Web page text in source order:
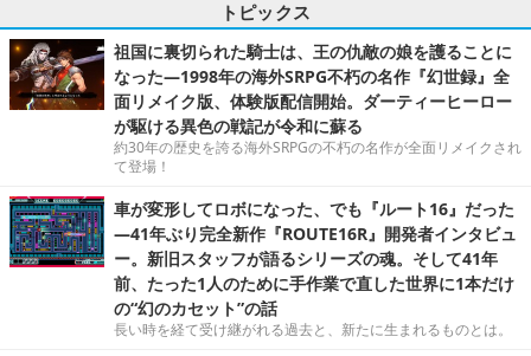
トピックス
祖国に裏切られた騎士は、王の仇敵の娘を護ることに
なった―1998年の海外SRPG不朽の名作『幻世録』全
面リメイク版、体験版配信開始。ダーティーヒーロー
が駆ける異色の戦記が令和に蘇る
約30年の歴史を誇る海外SRPGの不朽の名作が全面リメイクされ
て登場！
車が変形してロボになった、でも『ルート16』だった
―41年ぶり完全新作『ROUTE16R』開発者インタビュ
ー。新旧スタッフが語るシリーズの魂。そして41年
前、たった1人のために手作業で直した世界に1本だけ
の“幻のカセット”の話
長い時を経て受け継がれる過去と、新たに生まれるものとは。